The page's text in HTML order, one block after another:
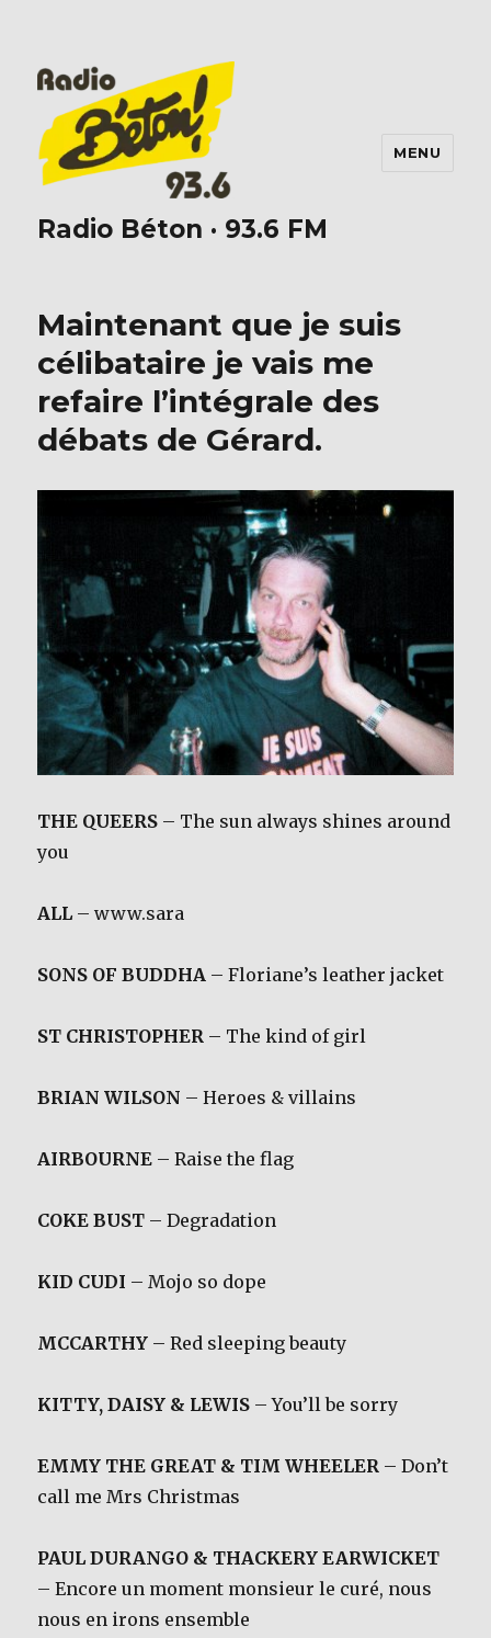
Radio Béton · 93.6 FM
MENU
Maintenant que je suis
célibataire je vais me
refaire l’intégrale des
débats de Gérard.
THE QUEERS – The sun always shines around
you
ALL – www.sara
SONS OF BUDDHA – Floriane’s leather jacket
ST CHRISTOPHER – The kind of girl
BRIAN WILSON – Heroes & villains
AIRBOURNE – Raise the flag
COKE BUST – Degradation
KID CUDI – Mojo so dope
MCCARTHY – Red sleeping beauty
KITTY, DAISY & LEWIS – You’ll be sorry
EMMY THE GREAT & TIM WHEELER – Don’t
call me Mrs Christmas
PAUL DURANGO & THACKERY EARWICKET
– Encore un moment monsieur le curé, nous
nous en irons ensemble